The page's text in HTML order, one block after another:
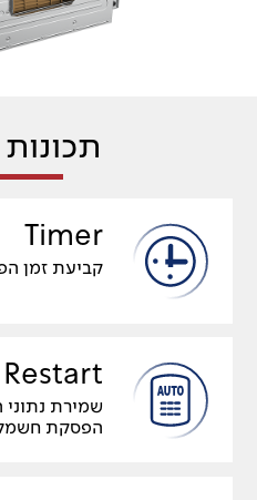
Timer
קביעת זמן
שמירת
הפסקת